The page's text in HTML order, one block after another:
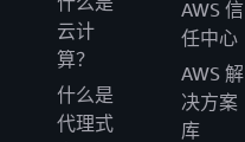
云计
算？
什么是
代理式
AWS 信
任中心
AWS 解
决方案
库